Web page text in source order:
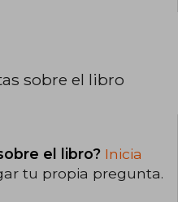
sobre el libro
el libro? Inicia
tu propia pregunta.